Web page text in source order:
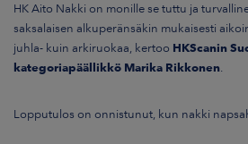
HK Aito Nakki on monille se tuttu ja
saksalaisen alkuperänsäkin mukaisesti
juhla- kuin arkiruokaa, kertoo HKScanin
kategoriapäällikkö Marika Rikkonen
Lopputulos on onnistunut, kun nakki